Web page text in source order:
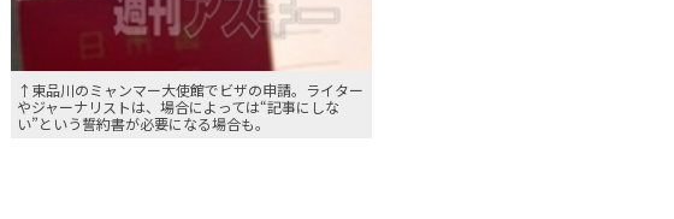
↑東品川のミャンマー大使館でビザの申請。ライター
やジャーナリストは、場合によっては“記事にしな
い”という誓約書が必要になる場合も。